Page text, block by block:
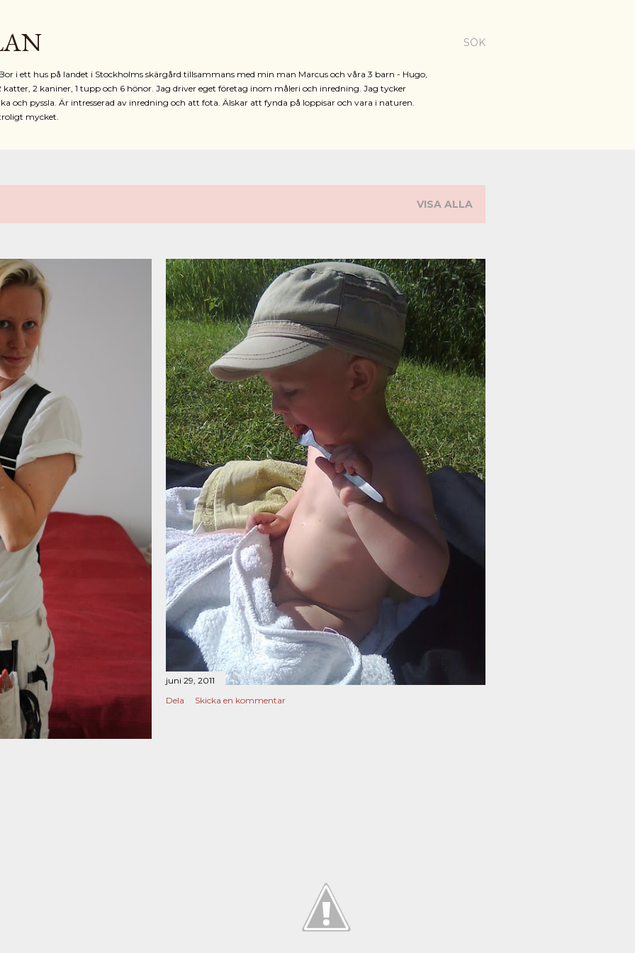
SÖK
i ett hus på landet i Stockholms skärgård tillsammans med min man Marcus och våra 3 barn - Hugo,
katter, 2 kaniner, 1 tupp och 6 hönor. Jag driver eget företag inom måleri och inredning. Jag tycker
och pyssla. Är intresserad av inredning och att fota. Älskar att fynda på loppisar och vara i naturen.
mycket.
VISA ALLA
juni 29, 2011
Dela
Skicka en kommentar